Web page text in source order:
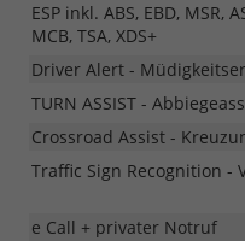
ESP inkl. ABS, EBD, MSR,
MCB, TSA, XDS+
Driver Alert -
TURN ASSIST -
Crossroad Assist -
Traffic Sign Recognition -
e Call + privater Notruf